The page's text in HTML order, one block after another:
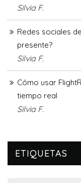
Silvia F.
Redes sociales
presente?
Silvia F.
Cómo usar
tiempo real
Silvia F.
ETIQUETAS